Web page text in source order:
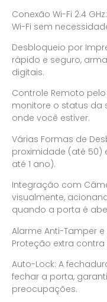
Conexão Wi-Fi 2.4
Wi-Fi sem
Desbloqueio por
rápido e seguro,
digitais.
Controle Remoto pelo
monitore o status da
onde você estiver.
Várias Formas de
proximidade (até 50)
até 1 ano).
Integração com
visualmente,
quando a porta é
Alarme Anti-Tamper
Proteção extra contra
Auto-Lock: A
fechar a porta,
preocupações.